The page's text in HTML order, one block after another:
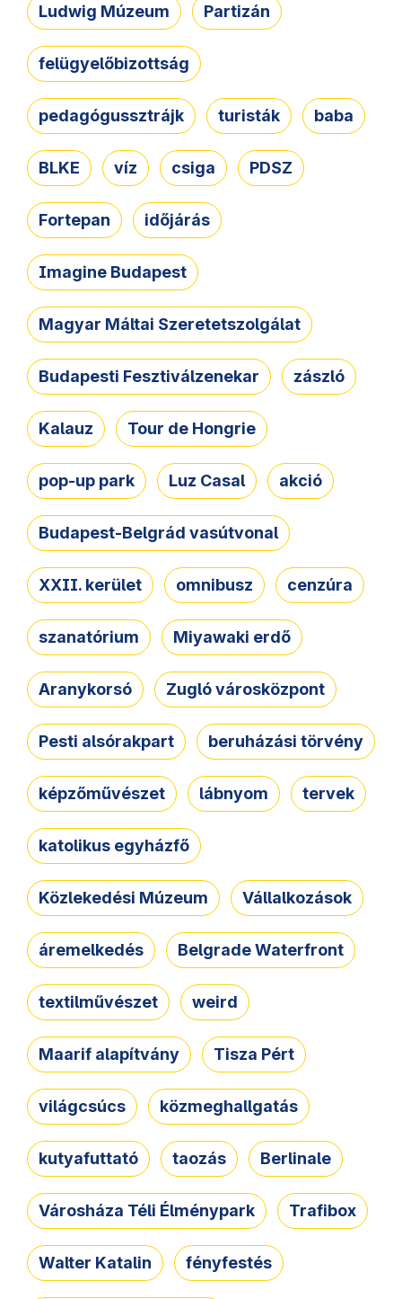
Ludwig Múzeum Partizán
felügyelőbizottság
pedagógussztrájk turisták baba
BLKE víz csiga PDSZ
Fortepan időjárás
Imagine Budapest
Magyar Máltai Szeretetszolgálat
Budapesti Fesztiválzenekar zászló
Kalauz Tour de Hongrie
pop-up park Luz Casal akció
Budapest-Belgrád vasútvonal
XXII. kerület omnibusz cenzúra
szanatórium Miyawaki erdő
Aranykorsó Zugló városközpont
Pesti alsórakpart beruházási törvény
képzőművészet lábnyom tervek
katolikus egyházfő
Közlekedési Múzeum Vállalkozások
áremelkedés Belgrade Waterfront
textilművészet weird
Maarif alapítvány Tisza Pért
világcsúcs közmeghallgatás
kutyafuttató taozás Berlinale
Városháza Téli Élménypark Trafibox
Walter Katalin fényfestés